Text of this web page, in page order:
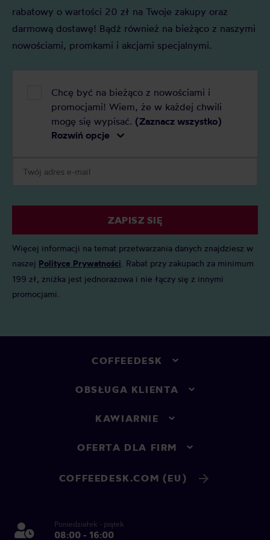
rabatowy o wartości 20 zł na Twoje zakupy oraz
darmową dostawę! Bądź również na bieżąco z naszymi
nowościami, promkami i akcjami specjalnymi.
Chcę być na bieżąco z nowościami i
promocjami! Wiem, że w każdej chwili
mogę się wypisać. (Zaznacz wszystko)
Rozwiń opcje
ZAPISZ SIĘ
Więcej informacji na temat przetwarzania danych znajdziesz w
naszej Polityce Prywatności . Rabat przy zakupach za minimum
199 zł, zniżka jest jednorazowa i nie łączy się z innymi
promocjami.
COFFEEDESK
OBSŁUGA KLIENTA
KAWIARNIE
OFERTA DLA FIRM
COFFEEDESK.COM (EU)
Poniedziałek - piątek
08:00 - 16:00